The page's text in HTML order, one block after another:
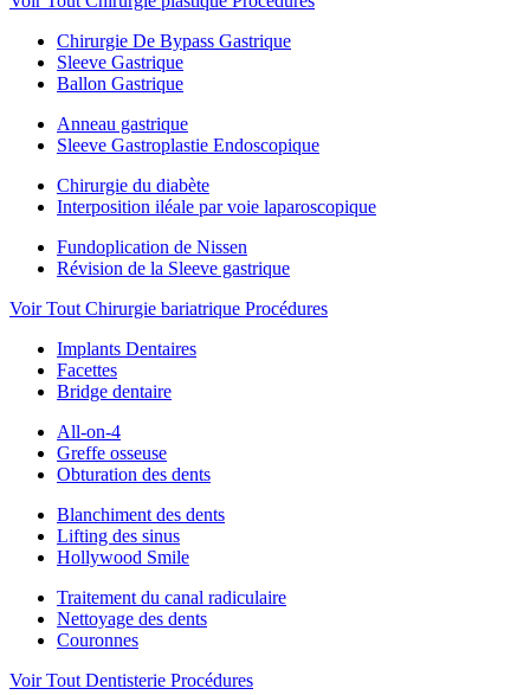
Chirurgie De Bypass Gastrique
Sleeve Gastrique
Ballon Gastrique
Anneau gastrique
Sleeve Gastroplastie Endoscopique
Chirurgie du diabète
Interposition iléale par voie laparoscopique
Fundoplication de Nissen
Révision de la Sleeve gastrique
Voir Tout Chirurgie bariatrique Procédures
Implants Dentaires
Facettes
Bridge dentaire
All-on-4
Greffe osseuse
Obturation des dents
Blanchiment des dents
Lifting des sinus
Hollywood Smile
Traitement du canal radiculaire
Nettoyage des dents
Couronnes
Voir Tout Dentisterie Procédures